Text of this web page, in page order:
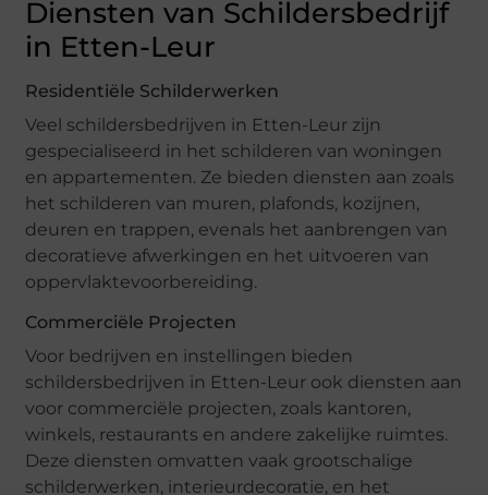
Diensten van Schildersbedrijf
in Etten-Leur
Residentiële Schilderwerken
Veel schildersbedrijven in Etten-Leur zijn
gespecialiseerd in het schilderen van woningen
en appartementen. Ze bieden diensten aan zoals
het schilderen van muren, plafonds, kozijnen,
deuren en trappen, evenals het aanbrengen van
decoratieve afwerkingen en het uitvoeren van
oppervlaktevoorbereiding.
Commerciële Projecten
Voor bedrijven en instellingen bieden
schildersbedrijven in Etten-Leur ook diensten aan
voor commerciële projecten, zoals kantoren,
winkels, restaurants en andere zakelijke ruimtes.
Deze diensten omvatten vaak grootschalige
schilderwerken, interieurdecoratie, en het